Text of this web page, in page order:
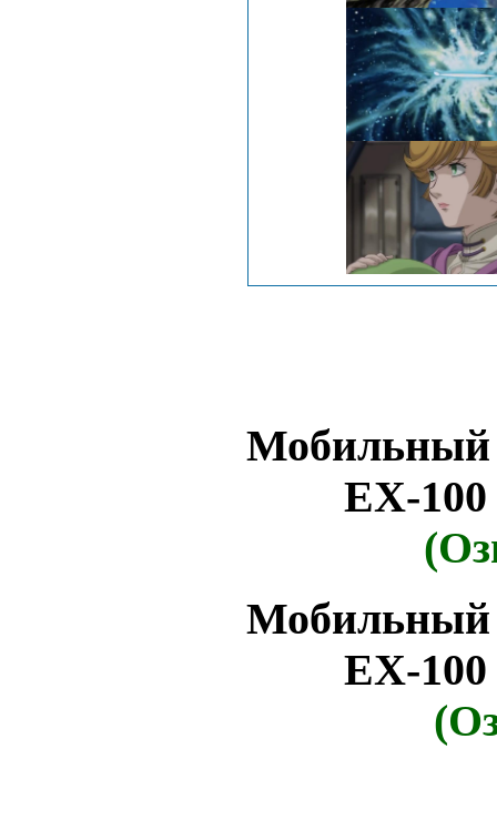
Мобильный
ЕХ-100
Мобильный
ЕХ-100